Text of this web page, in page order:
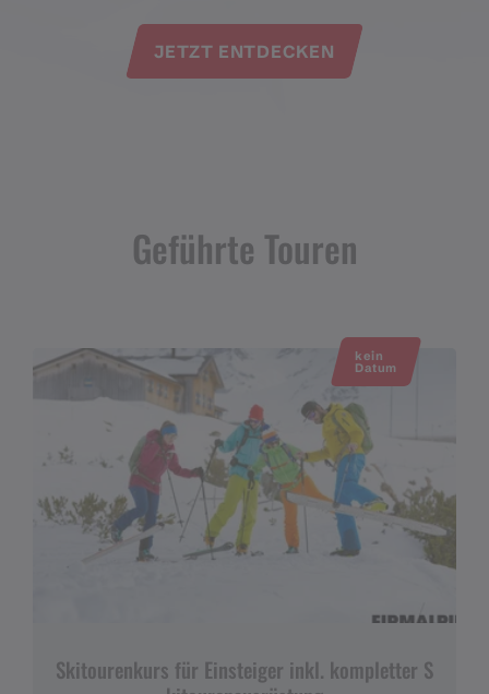
JETZT ENTDECKEN
Geführte Touren
kein
Datum
Skitourenkurs für Einsteiger inkl. kompletter S